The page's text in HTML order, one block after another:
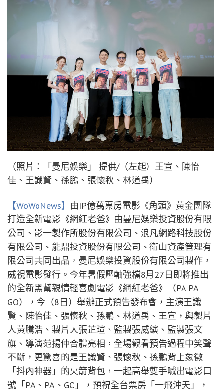
（照片：「曼尼娛樂」 提供/（左起）王宣、陳怡
佳、王識賢、孫鵬、張懷秋、林道禹）
【WoWoNews】 由IP億萬票房電影《角頭》黃金團隊
打造全新電影《網紅老爸》由曼尼娛樂投資股份有限
公司、影一製作所股份有限公司、浪凡網路科技股份
有限公司、能鼎投資股份有限公司、衛山資產管理有
限公司共同出品，曼尼娛樂投資股份有限公司製作，
威視電影發行。今年暑假壓軸強檔8月27日即將推出
的全新黑幫親情輕喜劇電影《網紅老爸》（PA PA
GO），今（8日）舉辦正式預告發布會，主演王識
賢、陳怡佳、張懷秋、孫鵬、林道禹、王宣，與製片
人黃騰浩、製片人張芷瑄、監製張威縯、監製張文
旗、導演范揚仲合體亮相，全場觀看預告過程中笑聲
不斷，更驚喜的是王識賢、張懷秋、孫鵬背上象徵
「抖內神器」的火箭背包，一起高舉雙手喊出電影口
號「PA、PA、GO」，預祝全台票房「一飛沖天」，